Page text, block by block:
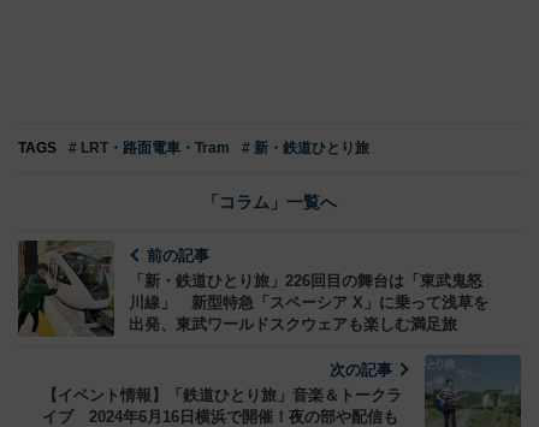
TAGS # LRT・路面電車・Tram # 新・鉄道ひとり旅
「コラム」一覧へ
前の記事
「新・鉄道ひとり旅」226回目の舞台は「東武鬼怒
川線」 新型特急「スペーシア X」に乗って浅草を
出発、東武ワールドスクウェアも楽しむ満足旅
次の記事
【イベント情報】「鉄道ひとり旅」音楽＆トークラ
イブ 2024年6月16日横浜で開催！夜の部や配信も